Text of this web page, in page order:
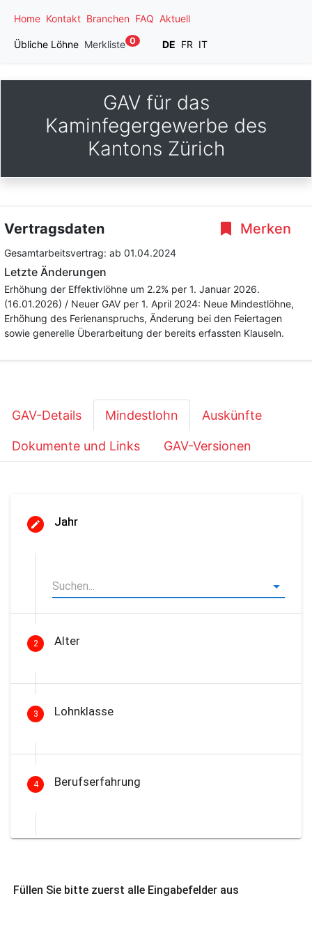
Home Kontakt Branchen FAQ Aktuell
Übliche Löhne Merkliste 0 DE FR IT
GAV für das
Kaminfegergewerbe des
Kantons Zürich
Merken
Vertragsdaten
Gesamtarbeitsvertrag: ab 01.04.2024
Letzte Änderungen
Erhöhung der Effektivlöhne um 2.2% per 1. Januar 2026.
(16.01.2026) / Neuer GAV per 1. April 2024: Neue Mindestlöhne,
Erhöhung des Ferienanspruchs, Änderung bei den Feiertagen
sowie generelle Überarbeitung der bereits erfassten Klauseln.
GAV-Details Mindestlohn Auskünfte
Dokumente und Links GAV-Versionen
Jahr
2 Alter
3 Lohnklasse
4 Berufserfahrung
Füllen Sie bitte zuerst alle Eingabefelder aus